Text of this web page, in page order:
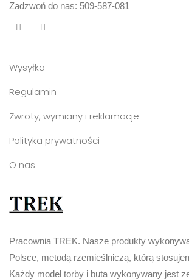
Zadzwoń do nas: 509-587-081
Wysyłka
Regulamin
Zwroty, wymiany i reklamacje
Polityka prywatności
O nas
Pracownia TREK. Nasze produkty
Polsce, metodą rzemieślniczą, którą
Każdy model torby i buta wykonywany jest